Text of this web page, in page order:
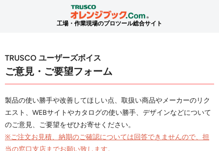
工場・作業現場のプロツール総合サイト
TRUSCO ユーザーズボイス
ご意見・ご要望フォーム
製品の使い勝手や改善してほしい点、取扱い商品やメーカーのリク
エスト、WEBサイトやカタログの使い勝手、デザインなどについて
のご意見、ご要望をぜひお寄せください。
※ご注文お見積、納期のご確認については回答できませんので、担
当の窓口支店までお願い致します。